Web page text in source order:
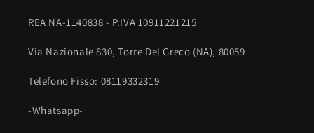
REA NA-1140838 - P.IVA 10911221215
Via Nazionale 830, Torre Del Greco (NA), 80059
Telefono Fisso: 08119332319
-Whatsapp-